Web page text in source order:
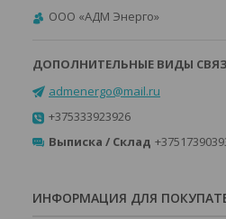
ООО «АДМ Энерго»
admenergo@mail.ru
+375333923926
Выписка / Склад
ИНФОРМАЦИЯ ДЛЯ